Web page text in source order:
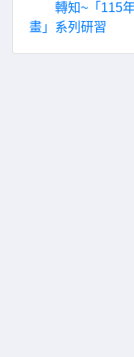
轉知~「115
畫」系列研習